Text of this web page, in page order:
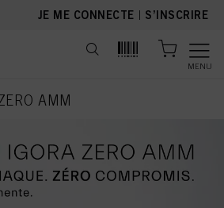
JE ME CONNECTE | S’INSCRIRE
MENU
AMM